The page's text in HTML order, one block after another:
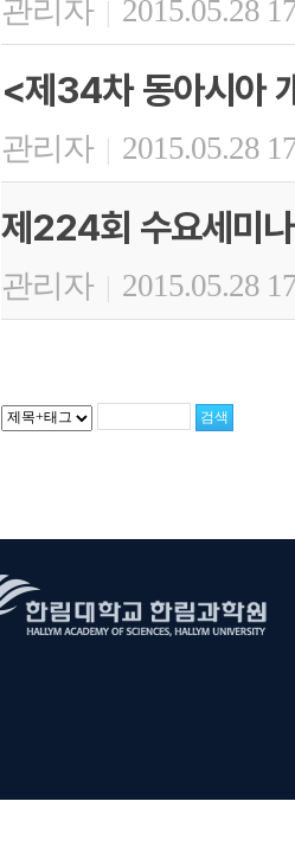
관리자 | 2015.05.28
<제34차 동아시아
관리자 | 2015.05.28
제224회 수요세미나
관리자 | 2015.05.28